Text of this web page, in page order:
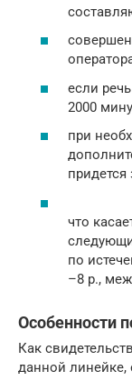
если
2000
при
придется
что
по
–8 р.,
Особенности
Как
данной линейке,